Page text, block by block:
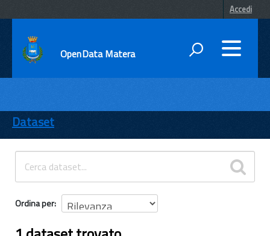
Accedi
OpenData Matera
ENTI
TEMI
INFORMAZIONI
Dataset
Ordina per